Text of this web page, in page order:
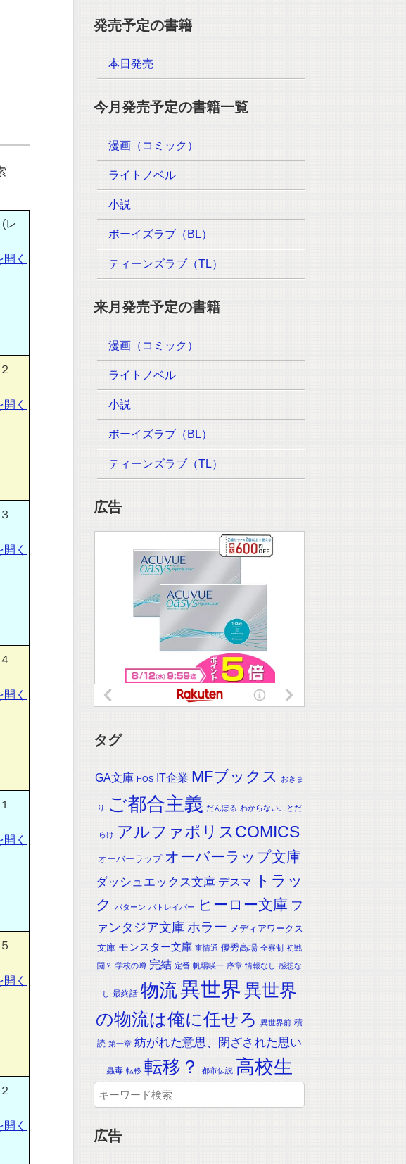
レ
く
く
く
く
く
く
く
発売予定の書籍
本日発売
今月発売予定の書籍一覧
漫画（コミック）
ライトノベル
小説
ボーイズラブ（BL）
ティーンズラブ（TL）
来月発売予定の書籍
漫画（コミック）
ライトノベル
小説
ボーイズラブ（BL）
ティーンズラブ（TL）
広告
タグ
GA文庫 HOS IT企業 MFブックス おきま
り ご都合主義 だんぼる わからないことだ
らけ アルファポリスCOMICS
オーバーラップ オーバーラップ文庫
ダッシュエックス文庫 デスマ
トラッ
ク
パターン パトレイバー ヒーロー文庫 フ
ァンタジア文庫 ホラー メディアワークス
文庫 モンスター文庫 事情通 優秀高場 全寮制 初戦
闘？ 学校の噂 完結 定番 帆場暎一 序章 情報なし 感想な
し 最終話 物流異世界異世界
の物流は俺に任せろ
異世界前 積
読 第一章 紡がれた意思、閉ざされた思い
蟲毒 転移 転移？ 都市伝説 高校生
広告